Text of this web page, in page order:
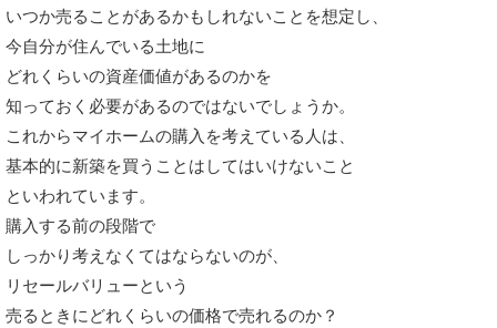
いつか売ることがあるかもしれないことを想定し、
今自分が住んでいる土地に
どれくらいの資産価値があるのかを
知っておく必要があるのではないでしょうか。
これからマイホームの購入を考えている人は、
基本的に新築を買うことはしてはいけないこと
といわれています。
購入する前の段階で
しっかり考えなくてはならないのが、
リセールバリューという
売るときにどれくらいの価格で売れるのか？